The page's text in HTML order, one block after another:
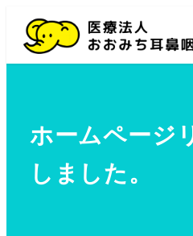
ホームページ
しました。